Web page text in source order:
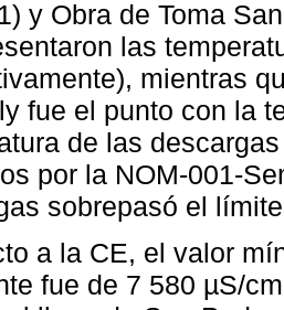
y Obra de Toma
las
mientras
fue el punto con la
de las
por la NOM-001-
sobrepasó el
a la CE, el valor
fue de 7 580 µS/